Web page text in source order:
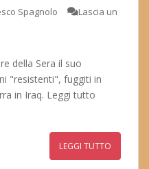
Spagnolo
Lascia un
della Sera il suo
"resistenti", fuggiti in
in Iraq. Leggi tutto
LEGGI TUTTO